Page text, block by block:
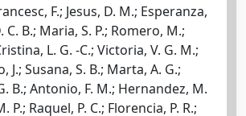
F.; Jesus, D. M.; Esperanza,
C. B.; Maria, S. P.; Romero, M.;
L. G. -C.; Victoria, V. G. M.;
J.; Susana, S. B.; Marta, A. G.;
B.; Antonio, F. M.; Hernandez, M.
P.; Raquel, P. C.; Florencia, P. R.;